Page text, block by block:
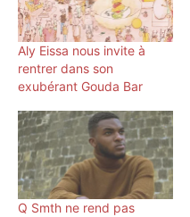
Aly Eissa nous invite à
rentrer dans son
exubérant Gouda Bar
Q Smth ne rend pas